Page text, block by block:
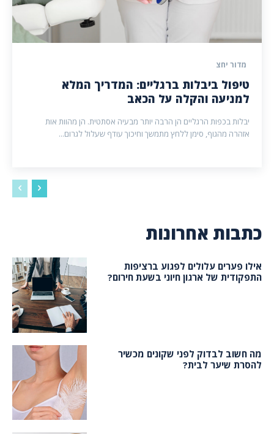
מדור יחצ
טיפול ביבלות ברגליים: המדריך המלא
למניעה והקלה על הכאב
יבלות בכפות הרגליים הן הרבה יותר מבעיה אסתטית. הן מהוות אות
אזהרה מהגוף, סימן ללחץ מתמשך וחיכוך עודף שעלול לגרום...
כתבות אחרונות
אילו פערים עלולים לפגוע ברציפות
התפקודית של ארגון חיוני בשעת חירום?
מה חשוב לבדוק לפני שקונים מכשיר
להסרת שיער לבית?